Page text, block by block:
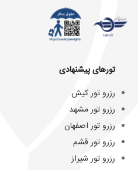
تورهای پیشنهادی
رزرو تور کیش
رزرو تور مشهد
رزرو تور اصفهان
رزرو تور قشم
رزرو تور شیراز